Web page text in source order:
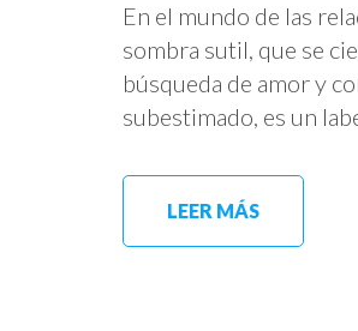
En el mundo de las
sombra sutil, que se
búsqueda de amor y
subestimado, es un
LEER MÁS